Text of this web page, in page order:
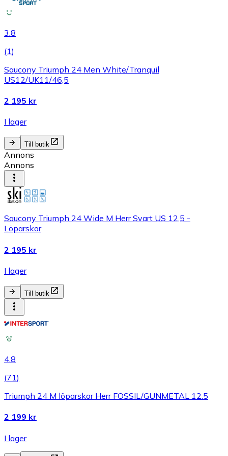
3.8
(1)
Saucony Triumph 24 Men White/Tranquil
US12/UK11/46,5
2 195 kr
I lager
Till butik
Annons
Annons
Saucony Triumph 24 Wide M Herr Svart US 12,5 -
Löparskor
2 195 kr
I lager
Till butik
4.8
(71)
Triumph 24 M löparskor Herr FOSSIL/GUNMETAL 12.5
2 199 kr
I lager